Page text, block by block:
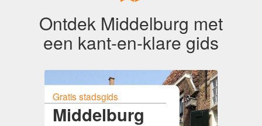
Ontdek Middelburg met
een kant-en-klare gids
Gratis stadsgids
Middelburg